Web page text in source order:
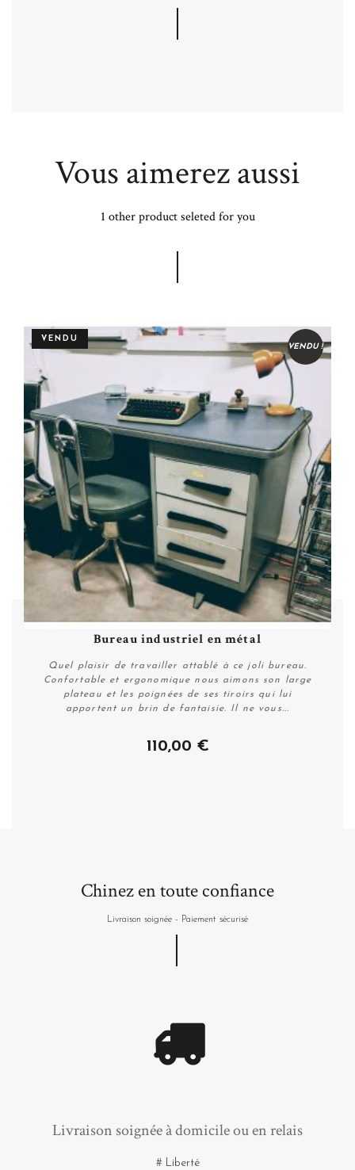
Vous aimerez aussi
1 other product seleted for you
VENDU !
VENDU
Bureau industriel en métal
Quel plaisir de travailler attablé à ce joli bureau.
Confortable et ergonomique nous aimons son large
plateau et les poignées de ses tiroirs qui lui
apportent un brin de fantaisie. Il ne vous...
110,00 €
Chinez en toute confiance
Livraison soignée - Paiement sécurisé
Livraison soignée à domicile ou en relais
# Liberté